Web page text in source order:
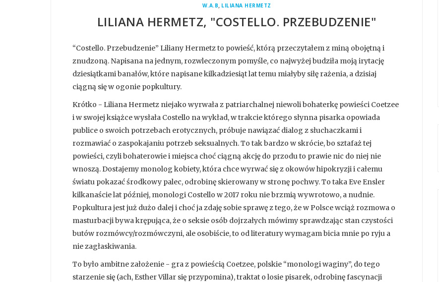
W.A.B, LILIANA HERMETZ
LILIANA HERMETZ, "COSTELLO. PRZEBUDZENIE"
“Costello. Przebudzenie” Liliany Hermetz to powieść, którą przeczytałem z miną obojętną i
znudzoną. Napisana na jednym, rozwleczonym pomyśle, co najwyżej budziła moją irytację
dziesiątkami banałów, które napisane kilkadziesiąt lat temu miałyby siłę rażenia, a dzisiaj
ciągną się w ogonie popkultury.
Krótko - Liliana Hermetz niejako wyrwała z patriarchalnej niewoli bohaterkę powieści Coetzee
i w swojej książce wysłała Costello na wykład, w trakcie którego słynna pisarka opowiada
publice o swoich potrzebach erotycznych, próbuje nawiązać dialog z słuchaczkami i
rozmawiać o zaspokajaniu potrzeb seksualnych. To tak bardzo w skrócie, bo sztafaż tej
powieści, czyli bohaterowie i miejsca choć ciągną akcję do przodu to prawie nic do niej nie
wnoszą. Dostajemy monolog kobiety, która chce wyrwać się z okowów hipokryzji i całemu
światu pokazać środkowy palec, odrobinę skierowany w stronę pochwy. To taka Eve Ensler
kilkanaście lat później, monologi Costello w 2017 roku nie brzmią wywrotowo, a nudnie.
Popkultura jest już dużo dalej i choć ja zdaję sobie sprawę z tego, że w Polsce wciąż rozmowa o
masturbacji bywa krępująca, że o seksie osób dojrzałych mówimy sprawdzając stan czystości
butów rozmówcy/rozmówczyni, ale osobiście, to od literatury wymagam bicia mnie po ryju a
nie zagłaskiwania.
To było ambitne założenie - gra z powieścią Coetzee, polskie “monologi waginy”, do tego
starzenie się (ach, Esther Villar się przypomina), traktat o losie pisarek, odrobinę fascynacji